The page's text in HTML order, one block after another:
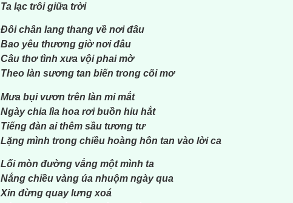
Ta lạc trôi giữa trời
Đôi chân lang thang về nơi đâu
Bao yêu thương giờ nơi đâu
Câu thơ tình xưa vội phai mờ
Theo làn sương tan biến trong cõi mơ
Mưa bụi vươn trên làn mi mắt
Ngày chia lìa hoa rơi buồn hiu hắt
Tiếng đàn ai thêm sầu tương tư
Lặng mình trong chiều hoàng hôn tan vào lời ca
Lối mòn đường vắng một mình ta
Nắng chiều vàng úa nhuộm ngày qua
Xin đừng quay lưng xoá